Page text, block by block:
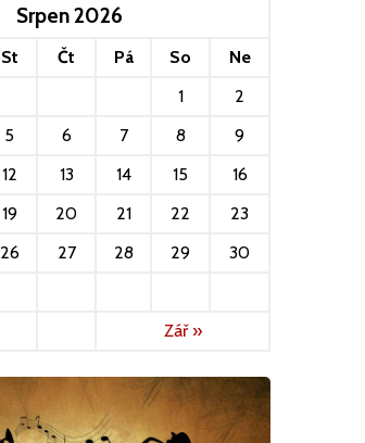
Srpen 2026
St Čt Pá So
Ne
1
2
5 6 7 8
9
12 13 14 15
16
19 20 21 22
23
26 27 28 29
30
Zář »